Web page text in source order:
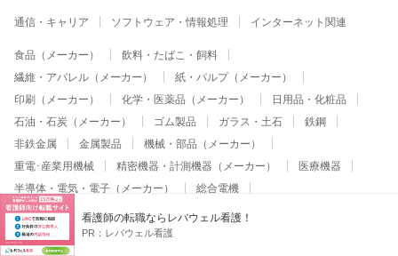
看護師の転職ならレバウェル看護！
PR： レバウェル看護
通信・キャリア ソフトウェア・情報処理 インターネット関連
食品（メーカー）
飲料・たばこ・飼料
繊維・アパレル（メーカー）
紙・パルプ（メーカー）
印刷（メーカー）
化学・医薬品（メーカー）
日用品・化粧品
石油・石炭（メーカー）
ゴム製品 ガラス・土石
鉄鋼
非鉄金属
金属製品
機械・部品（メーカー）
重電･産業用機械
精密機器・計測機器（メーカー）
医療機器
半導体・電気・電子（メーカー）
総合電機
家電･AV機器（メーカー）
コンピュータ・通信機器
自動車・輸送機器関連（メーカー）